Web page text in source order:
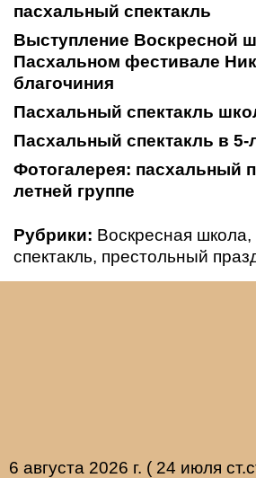
пасхальный спектакль
Выступление Воскресной
Пасхальном фестивале
благочиния
Пасхальный спектакль
Пасхальный спектакль в 5-
Фотогалерея: пасхальный
летней группе
Рубрики: Воскресная школа,
спектакль, престольный
6 августа 2026 г. ( 24 июля